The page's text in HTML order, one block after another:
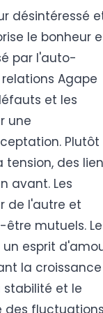
désintéressé
le bonheur
par l'auto-
Agape
et les
une
Plutôt
des
avant. Les
de l'autre et
mutuels.
esprit
la croissance
et le
des fluctuations